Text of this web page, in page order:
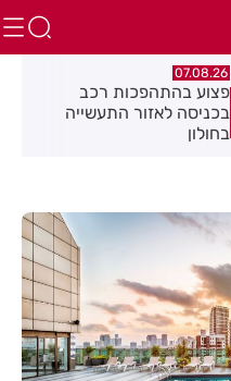
07.08.26
פצוע בהתהפכות רכב
בכניסה לאזור התעשייה
בחולון